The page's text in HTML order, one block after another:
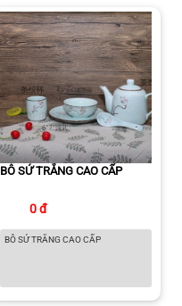
BÔ SỨ TRẮNG CAO CẤP
0 đ
BÔ SỨ TRẮNG CAO CẤP